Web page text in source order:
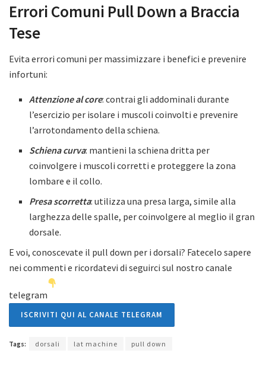
Errori Comuni Pull Down a Braccia
Tese
Evita errori comuni per massimizzare i benefici e prevenire
infortuni:
Attenzione al core: contrai gli addominali durante
l’esercizio per isolare i muscoli coinvolti e prevenire
l’arrotondamento della schiena.
Schiena curva: mantieni la schiena dritta per
coinvolgere i muscoli corretti e proteggere la zona
lombare e il collo.
Presa scorretta: utilizza una presa larga, simile alla
larghezza delle spalle, per coinvolgere al meglio il gran
dorsale.
E voi, conoscevate il pull down per i dorsali? Fatecelo sapere
nei commenti e ricordatevi di seguirci sul nostro canale
telegram
ISCRIVITI QUI AL CANALE TELEGRAM
Tags: dorsali lat machine pull down